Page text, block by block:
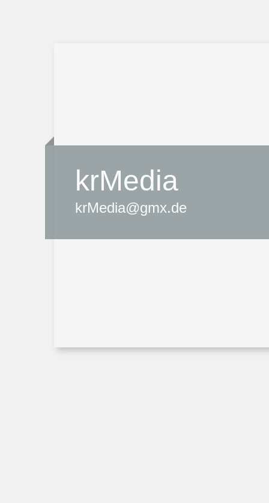
krMedia
krMedia@gmx.de